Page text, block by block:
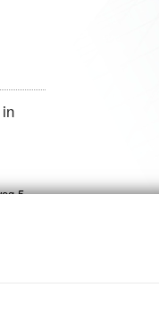
5
in